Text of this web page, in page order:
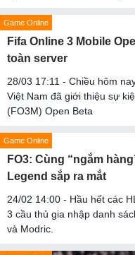
Game Online
Fifa Online 3 Mobile
toàn server
28/03 17:11 - Chiều hôm
Việt Nam đã giới thiệu sự
(FO3M) Open Beta
Game Online
FO3: Cùng “ngắm
Legend sắp ra mắt
24/02 14:00 - Hầu hết các
3 cầu thủ gia nhập danh
và Modric.